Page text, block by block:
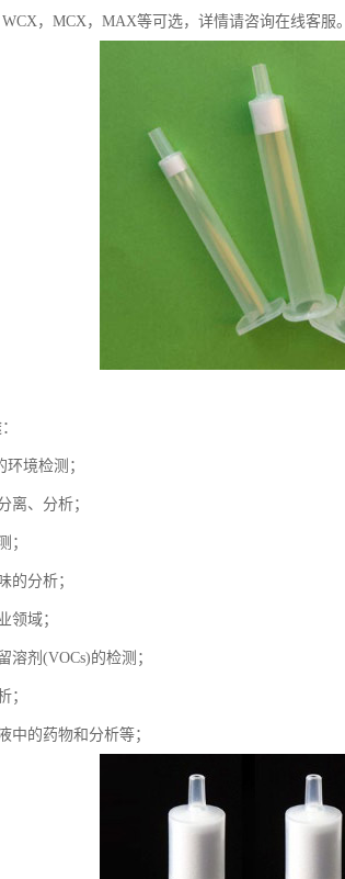
，MCX，MAX等可选，详情请咨询在线客服。
境检测；
离、分析；
；
的分析；
领域；
溶剂(VOCs)的检测；
；
中的药物和分析等；